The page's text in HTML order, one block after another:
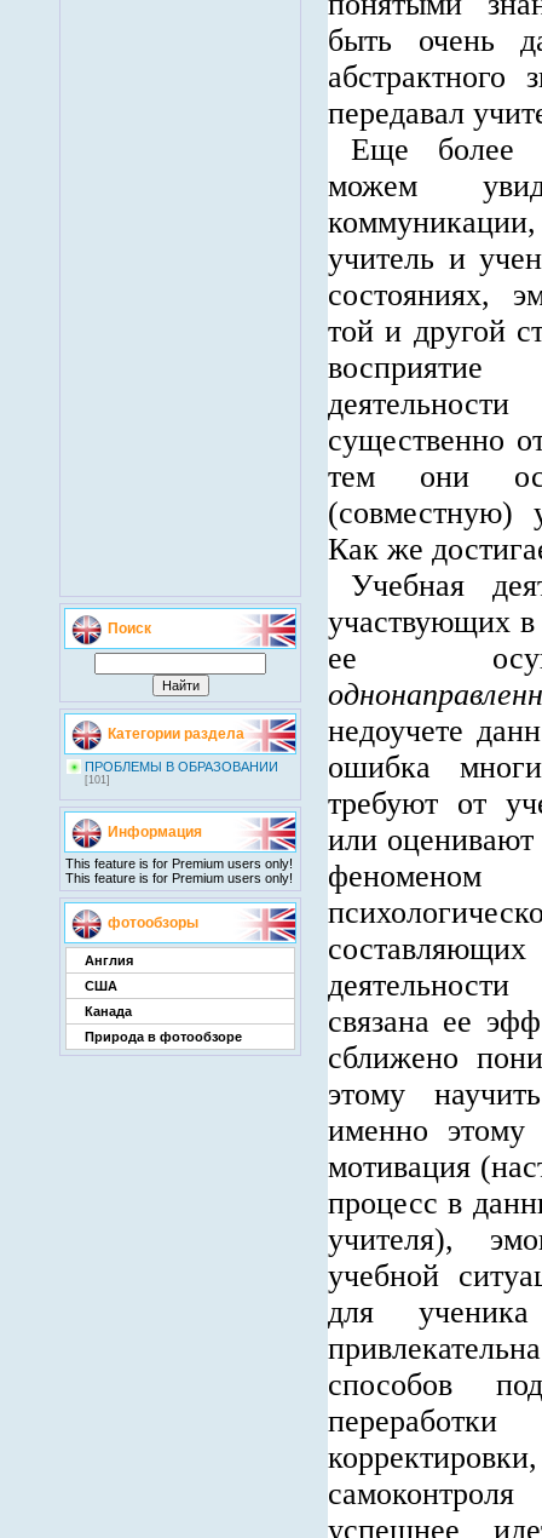
Поиск
Категории раздела
ПРОБЛЕМЫ В ОБРАЗОВАНИИ
[101]
Информация
This feature is for Premium users only!
This feature is for Premium users only!
фотообзоры
Англия
США
Канада
Природа в фотообзоре
быть очень
передавал
Еще более
можем
учитель и
состояниях,
той и другой
существенно
тем они
(совместную)
Как же
Учебная
участвующих в
ее
недоучете
ошибка
требуют от
или
связана ее
сближено
этому
именно этому
мотивация
процесс в
учителя),
учебной
для
способов
успешнее